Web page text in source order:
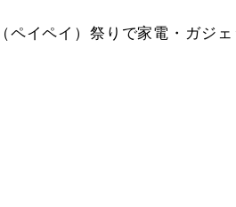
ペイペイ）祭りで家電・ガジ